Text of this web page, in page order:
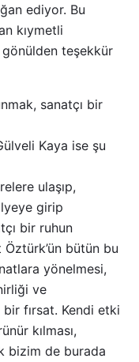
ediyor. Bu
kıymetli
gönülden teşekkür
sanatçı bir
Kaya ise şu
ulaşıp,
girip
bir ruhun
bütün bu
yönelmesi,
ve
bir fırsat. Kendi etki
kılması,
bizim de burada